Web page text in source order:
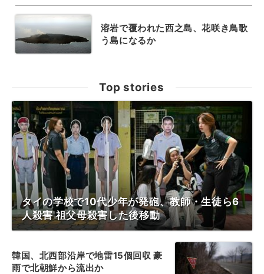
溶岩で覆われた西之島、花咲き鳥歌
う島になるか
Top stories
タイの学校で10代少年が発砲、教師・生徒ら6
人殺害 祖父母殺害した後移動
韓国、北西部沿岸で地雷15個回収 豪
雨で北朝鮮から流出か